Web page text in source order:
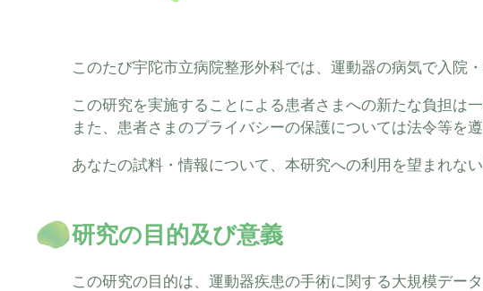
このたび宇陀市立病院整形外科では、運動器の病気で入院
この研究を実施することによる患者さまへの新たな負担は一
また、患者さまのプライバシーの保護については法令等を
あなたの試料・情報について、本研究への利用を望まれな
研究の目的及び意義
この研究の目的は、運動器疾患の手術に関する大規模デー